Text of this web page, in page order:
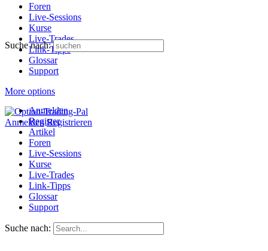
Foren
Live-Sessions
Kurse
Live-Trades
Link-Tipps
Glossar
Support
More options
Anmelden Registrieren
Suche nach:
Anmelden
Register
Artikel
Foren
Live-Sessions
Kurse
Live-Trades
Link-Tipps
Glossar
Support
Suche nach: